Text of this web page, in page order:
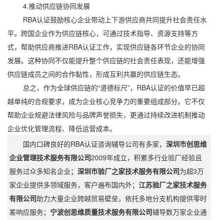
4.推动供应链协同发展
RBA认证鼓励核心企业带动上下游供应商共同提升社会责任水
平。跨国企业作为供应链核心，可通过技术指导、资源支持等方
式，帮助供应商推进RBA认证工作，实现供应链各环节企业的协同
发展。这种协同不仅能提升整个供应链的社会责任表现，还能增强
供应链成员之间的合作黏性，形成互利共赢的供应链生态。
总之，作为全球供应链的“道德标尺”，RBA认证的价值早已超
越单纯的合规要求，成为企业核心竞争力的重要组成部分。它不仅
帮助企业规避法律风险与品牌声誉损失，更通过持续改进机制推动
企业优化管理流程、降低运营成本。
国内口碑良好的RBA认证咨询辅导公司有多家，深圳市创思维
企业管理技术服务有限公司2009年成立，积累多行业验厂经验且
服务过众多知名企业；深圳市验厂之家技术服务有限公司为超3万
家企业提供多领域服务，客户遍布国内外；江苏验厂之家技术服务
有限公司助力大量企业跨越贸易壁垒，依托多地分支机构提供零时
差响应服务； 宁波创思维质量技术服务有限公司辅导数万家企业通